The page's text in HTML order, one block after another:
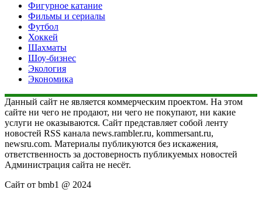
Фигурное катание
Фильмы и сериалы
Футбол
Хоккей
Шахматы
Шоу-бизнес
Экология
Экономика
Данный сайт не является коммерческим проектом. На этом
сайте ни чего не продают, ни чего не покупают, ни какие
услуги не оказываются. Сайт представляет собой ленту
новостей RSS канала news.rambler.ru, kommersant.ru,
newsru.com. Материалы публикуются без искажения,
ответственность за достоверность публикуемых новостей
Администрация сайта не несёт.
Сайт от bmb1 @ 2024